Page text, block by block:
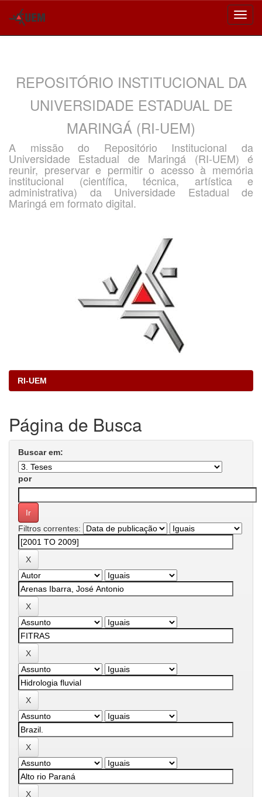
REPOSITÓRIO INSTITUCIONAL DA
UNIVERSIDADE ESTADUAL DE
MARINGÁ (RI-UEM)
A missão do Repositório Institucional da
Universidade Estadual de Maringá (RI-UEM) é
reunir, preservar e permitir o acesso à memória
institucional (científica, técnica, artística e
administrativa) da Universidade Estadual de
Maringá em formato digital.
RI-UEM
Página de Busca
Buscar em:
por
Filtros correntes: